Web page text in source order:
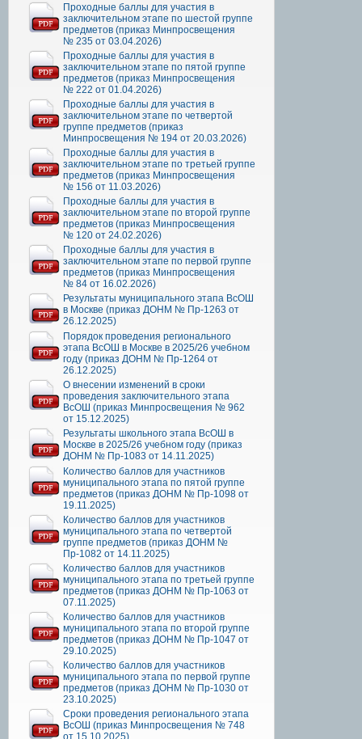
Проходные баллы для участия в
заключительном этапе по шестой группе
предметов (приказ Минпросвещения
№ 235 от 03.04.2026)
Проходные баллы для участия в
заключительном этапе по пятой группе
предметов (приказ Минпросвещения
№ 222 от 01.04.2026)
Проходные баллы для участия в
заключительном этапе по четвертой
группе предметов (приказ
Минпросвещения № 194 от 20.03.2026)
Проходные баллы для участия в
заключительном этапе по третьей группе
предметов (приказ Минпросвещения
№ 156 от 11.03.2026)
Проходные баллы для участия в
заключительном этапе по второй группе
предметов (приказ Минпросвещения
№ 120 от 24.02.2026)
Проходные баллы для участия в
заключительном этапе по первой группе
предметов (приказ Минпросвещения
№ 84 от 16.02.2026)
Результаты муниципального этапа ВсОШ
в Москве (приказ ДОНМ № Пр-1263 от
26.12.2025)
Порядок проведения регионального
этапа ВсОШ в Москве в 2025/26 учебном
году (приказ ДОНМ № Пр-1264 от
26.12.2025)
О внесении изменений в сроки
проведения заключительного этапа
ВсОШ (приказ Минпросвещения № 962
от 15.12.2025)
Результаты школьного этапа ВсОШ в
Москве в 2025/26 учебном году (приказ
ДОНМ № Пр-1083 от 14.11.2025)
Количество баллов для участников
муниципального этапа по пятой группе
предметов (приказ ДОНМ № Пр-1098 от
19.11.2025)
Количество баллов для участников
муниципального этапа по четвертой
группе предметов (приказ ДОНМ №
Пр-1082 от 14.11.2025)
Количество баллов для участников
муниципального этапа по третьей группе
предметов (приказ ДОНМ № Пр-1063 от
07.11.2025)
Количество баллов для участников
муниципального этапа по второй группе
предметов (приказ ДОНМ № Пр-1047 от
29.10.2025)
Количество баллов для участников
муниципального этапа по первой группе
предметов (приказ ДОНМ № Пр-1030 от
23.10.2025)
Сроки проведения регионального этапа
ВсОШ (приказ Минпросвещения № 748
от 15.10.2025)